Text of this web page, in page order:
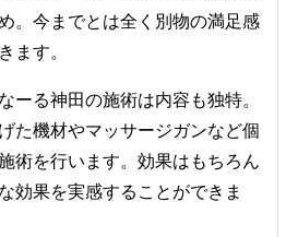
。今までとは全く別物の満足感
ます。
ーる神田の施術は内容も独特。
た機材やマッサージガンなど個
術を行います。効果はもちろん
効果を実感することができま